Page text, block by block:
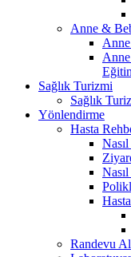
Anne &
Sağlık Turizmi
Sağlık
Yönlendirme
Hasta
Randevu Al